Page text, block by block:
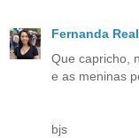
Fernanda
Que capricho,
e as meninas
bjs